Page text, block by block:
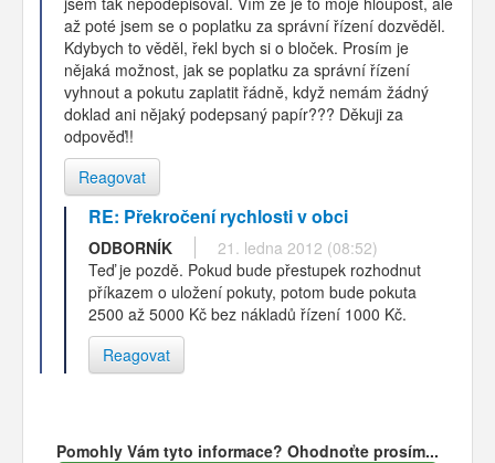
až poté jsem se o poplatku za správní řízení dozvěděl.
Kdybych to věděl, řekl bych si o bloček. Prosím je
nějaká možnost, jak se poplatku za správní řízení
vyhnout a pokutu zaplatit řádně, když nemám žádný
doklad ani nějaký podepsaný papír??? Děkuji za
odpověď!!
Reagovat
RE: Překročení rychlosti v obci
ODBORNÍK
21. ledna 2012 (08:52)
Teď je pozdě. Pokud bude přestupek rozhodnut
příkazem o uložení pokuty, potom bude pokuta
2500 až 5000 Kč bez nákladů řízení 1000 Kč.
Reagovat
Pomohly Vám tyto informace? Ohodnoťte prosím...